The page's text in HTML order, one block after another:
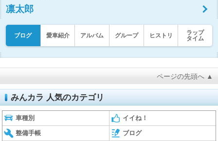
凛太郎
ブログ 愛車紹介 アルバム グループ ヒストリ
ラップ
タイム
ページの先頭へ ▲
みんカラ 人気のカテゴリ
車種別 イイね！
整備手帳 ブログ